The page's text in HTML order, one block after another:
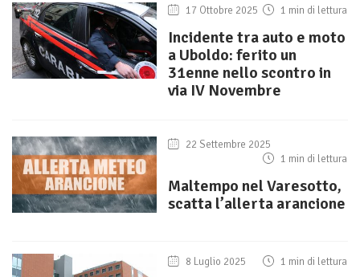
17 Ottobre 2025 1 min di lettura
Incidente tra auto e moto
a Uboldo: ferito un
31enne nello scontro in
via IV Novembre
22 Settembre 2025
1 min di lettura
Maltempo nel Varesotto,
scatta l’allerta arancione
8 Luglio 2025 1 min di lettura